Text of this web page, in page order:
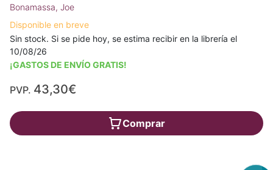
Bonamassa, Joe
Disponible en breve
Sin stock. Si se pide hoy, se estima recibir en la librería el
10/08/26
¡GASTOS DE ENVÍO GRATIS!
PVP. 43,30€
Comprar